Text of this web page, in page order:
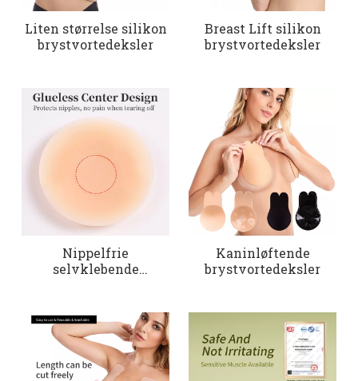
Liten størrelse silikon
brystvortedeksler
Breast Lift silikon
brystvortedeksler
Nippelfrie
selvklebende
Kaninløftende
brystvortedeksler